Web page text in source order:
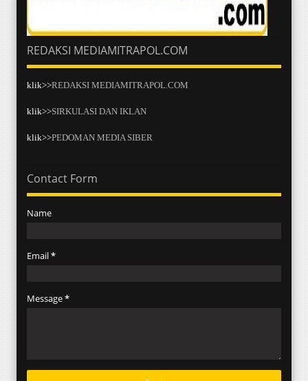
REDAKSI MEDIAMITRAPOL.COM
klik>>REDAKSI MEDIAMITRAPOL.COM
klik>>SIRKULASI DAN IKLAN
klik>>PEDOMAN MEDIA SIBER
Contact Form
Name
Email*
Message*